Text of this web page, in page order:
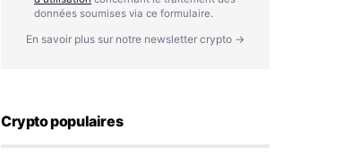
données soumises via ce formulaire.
En savoir plus sur notre newsletter crypto →
Crypto populaires